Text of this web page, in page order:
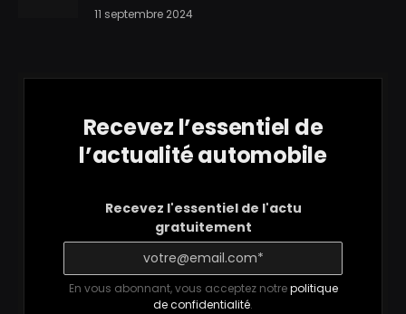
11 septembre 2024
Recevez l’essentiel de
l’actualité automobile
Recevez l'essentiel de l'actu
gratuitement
En vous abonnant, vous acceptez notrepolitique
de confidentialité.